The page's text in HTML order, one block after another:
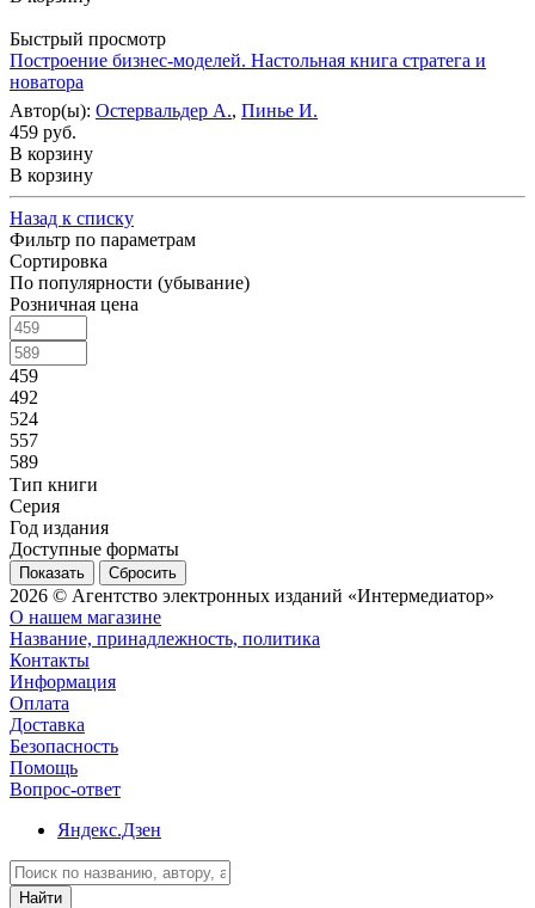
Быстрый просмотр
Построение бизнес-моделей. Настольная книга стратега и
новатора
Автор(ы): Остервальдер А., Пинье И.
459 руб.
В корзину
В корзину
Назад к списку
Фильтр по параметрам
Сортировка
По популярности (убывание)
Розничная цена
459
492
524
557
589
Тип книги
Серия
Год издания
Доступные форматы
Сбросить
2026 © Агентство электронных изданий «Интермедиатор»
О нашем магазине
Название, принадлежность, политика
Контакты
Информация
Оплата
Доставка
Безопасность
Помощь
Вопрос-ответ
Яндекс.Дзен
Найти